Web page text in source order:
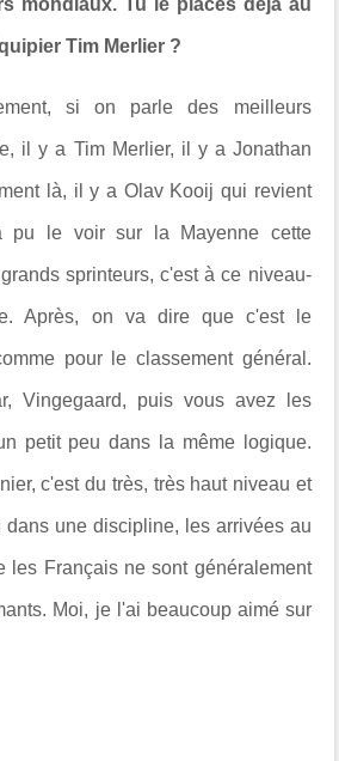
Tim Merlier ?
si on parle des meilleurs
il y a Tim Merlier, il y a Jonathan
là, il y a Olav Kooij qui revient
pu le voir sur la Mayenne cette
sprinteurs, c'est à ce niveau-
Après, on va dire que c'est le
pour le classement général.
Vingegaard, puis vous avez les
petit peu dans la même logique.
c'est du très, très haut niveau et
une discipline, les arrivées au
les Français ne sont généralement
Moi, je l'ai beaucoup aimé sur